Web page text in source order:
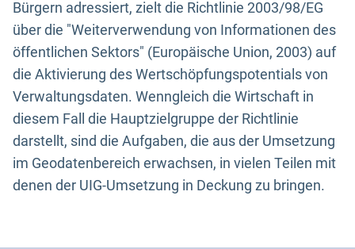
Bürgern adressiert, zielt die Richtlinie 2003/98/EG
über die "Weiterverwendung von Informationen des
öffentlichen Sektors" (Europäische Union, 2003) auf
die Aktivierung des Wertschöpfungspotentials von
Verwaltungsdaten. Wenngleich die Wirtschaft in
diesem Fall die Hauptzielgruppe der Richtlinie
darstellt, sind die Aufgaben, die aus der Umsetzung
im Geodatenbereich erwachsen, in vielen Teilen mit
denen der UIG-Umsetzung in Deckung zu bringen.